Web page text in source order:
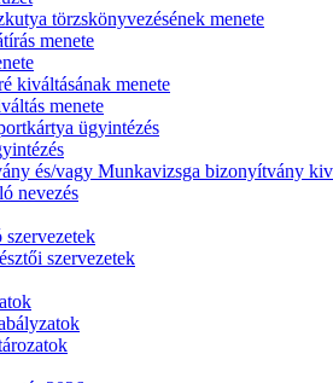
törzskönyvezésének menete
menete
kiváltásának menete
menete
ügyintézés
és/vagy Munkavizsga bizonyítvány
nevezés
szervezetek
szervezetek